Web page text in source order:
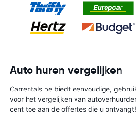
Auto huren vergelijken
Carrentals.be biedt eenvoudige,
voor het vergelijken van
cent toe aan de offertes die u ontvangt!